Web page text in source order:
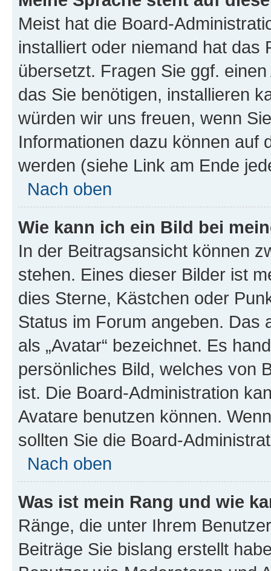
Meist hat die Board-
installiert oder niemand hat das
übersetzt. Fragen Sie ggf.
das Sie benötigen, installieren
würden wir uns freuen, wenn
Informationen dazu können auf
werden (siehe Link am Ende
Nach oben
Wie kann ich ein Bild bei
In der Beitragsansicht können
stehen. Eines dieser Bilder ist
dies Sterne, Kästchen oder
Status im Forum angeben. Das
als „Avatar“ bezeichnet. Es
persönliches Bild, welches von
ist. Die Board-Administration
Avatare benutzen können.
sollten Sie die Board-
Nach oben
Was ist mein Rang und wie
Ränge, die unter Ihrem
Beiträge Sie bislang erstellt